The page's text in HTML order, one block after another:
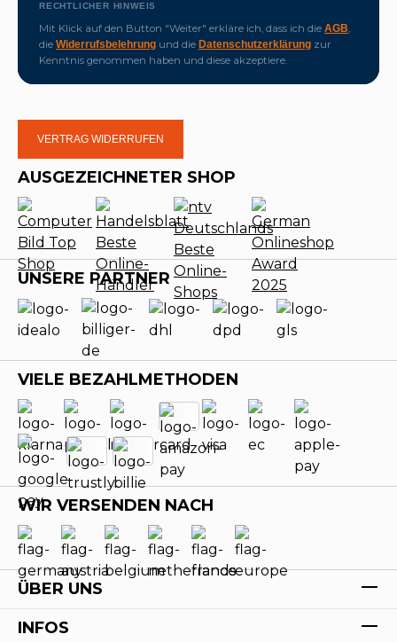
RECHTLICHER HINWEIS
Mit Klick auf den Button "Weiter" erkläre ich, dass ich die AGB,
die Widerrufsbelehrung und die Datenschutzerklärung zur
Kenntnis genommen haben und diese akzeptiere.
VERTRAG WIDERRUFEN
AUSGEZEICHNETER SHOP
UNSERE PARTNER
VIELE BEZAHLMETHODEN
WIR VERSENDEN NACH
ÜBER UNS
INFOS